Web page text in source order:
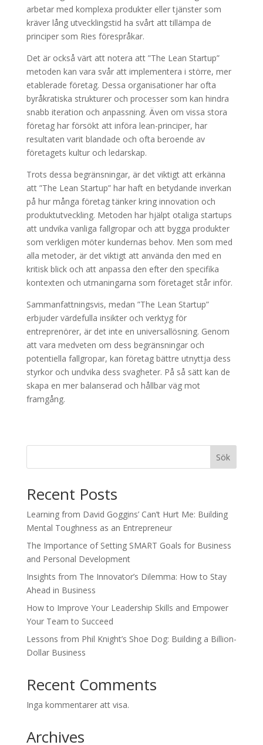
arbetar med komplexa produkter eller tjänster som
kräver lång utvecklingstid ha svårt att tillämpa de
principer som Ries förespråkar.
Det är också värt att notera att ”The Lean Startup”
metoden kan vara svår att implementera i större, mer
etablerade företag. Dessa organisationer har ofta
byråkratiska strukturer och processer som kan hindra
snabb iteration och anpassning. Även om vissa stora
företag har försökt att införa lean-principer, har
resultaten varit blandade och ofta beroende av
företagets kultur och ledarskap.
Trots dessa begränsningar, är det viktigt att erkänna
att ”The Lean Startup” har haft en betydande inverkan
på hur många företag tänker kring innovation och
produktutveckling. Metoden har hjälpt otaliga startups
att undvika vanliga fallgropar och att bygga produkter
som verkligen möter kundernas behov. Men som med
alla metoder, är det viktigt att använda den med en
kritisk blick och att anpassa den efter den specifika
kontexten och utmaningarna som företaget står inför.
Sammanfattningsvis, medan ”The Lean Startup”
erbjuder värdefulla insikter och verktyg för
entreprenörer, är det inte en universallösning. Genom
att vara medveten om dess begränsningar och
potentiella fallgropar, kan företag bättre utnyttja dess
styrkor och undvika dess svagheter. På så sätt kan de
skapa en mer balanserad och hållbar väg mot
framgång.
Sök
Recent Posts
Learning from David Goggins’ Can’t Hurt Me: Building
Mental Toughness as an Entrepreneur
The Importance of Setting SMART Goals for Business
and Personal Development
Insights from The Innovator’s Dilemma: How to Stay
Ahead in Business
How to Improve Your Leadership Skills and Empower
Your Team to Succeed
Lessons from Phil Knight’s Shoe Dog: Building a Billion-
Dollar Business
Recent Comments
Inga kommentarer att visa.
Archives